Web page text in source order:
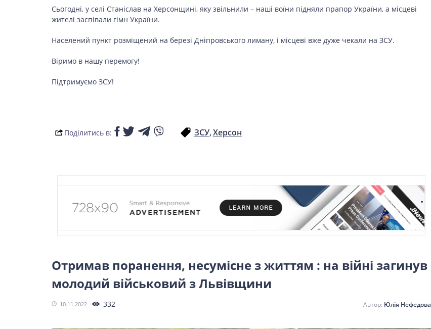
BEAUTY
СПОРТ
Сьогодні, у селі Станіслав на Херсонщині, яку звільнили – наші воїни підняли прапор України, а місцеві
жителі заспівали гімн України.
Населений пункт розміщений на березі Дніпровського лиману, і місцеві вже дуже чекали на ЗСУ.
Віримо в нашу перемогу!
Підтримуємо ЗСУ!
Поділитись в: ЗСУ Херсон
Отримав поранення, несумісне з життям : на війні загинув
молодий військовий з Львівщини
10.11.2022 332 Юлія Нефедова